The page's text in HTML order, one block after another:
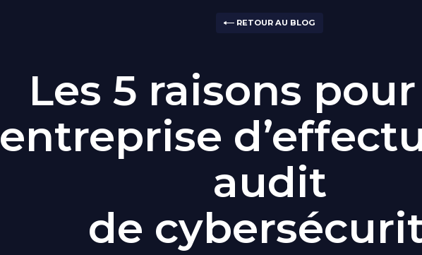
RETOUR AU BLOG
Les 5 raisons
entreprise
audit
de